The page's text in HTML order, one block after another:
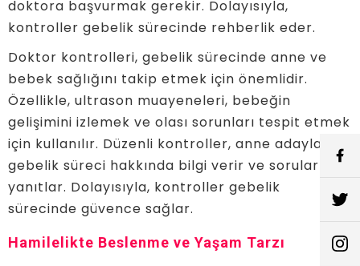
doktora başvurmak gerekir. Dolayısıyla,
kontroller gebelik sürecinde rehberlik eder.
Doktor kontrolleri, gebelik sürecinde anne ve
bebek sağlığını takip etmek için önemlidir.
Özellikle, ultrason muayeneleri, bebeğin
gelişimini izlemek ve olası sorunları tespit etmek
için kullanılır. Düzenli kontroller, anne adaylarına
gebelik süreci hakkında bilgi verir ve sorularını
yanıtlar. Dolayısıyla, kontroller gebelik
sürecinde güvence sağlar.
Hamilelikte Beslenme ve Yaşam Tarzı